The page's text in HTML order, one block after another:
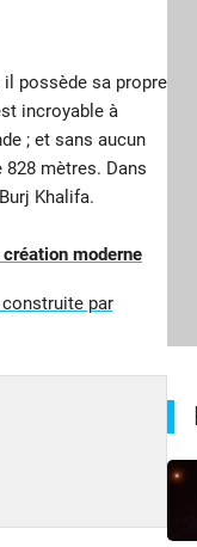
possède sa propre
incroyable à
; et sans aucun
mètres. Dans
Khalifa.
moderne
par